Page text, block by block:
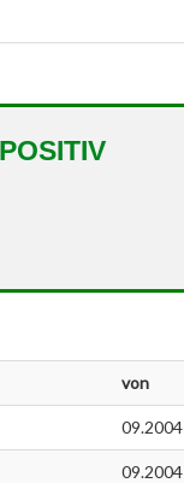
von
09.2004
09.2004